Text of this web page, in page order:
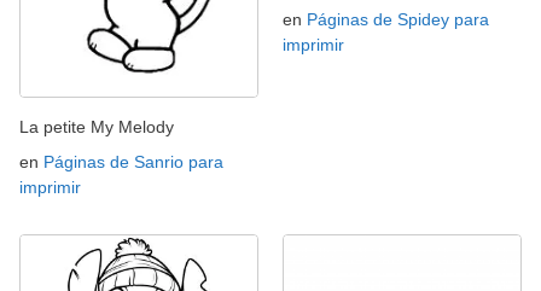
La petite My Melody
en Páginas de Sanrio para
imprimir
en Páginas de Spidey para
imprimir